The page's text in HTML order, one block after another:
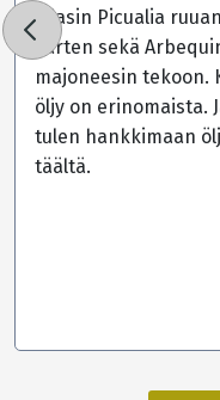
Tilasin Picualia
varten sekä
majoneesin tekoon.
öljy on erinomaista.
tulen hankkimaan
täältä.